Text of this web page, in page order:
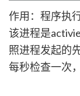
作用：程序执
该进程是
照进程发起的
每秒检查一次